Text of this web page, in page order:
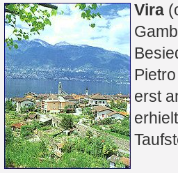
Vira
erst